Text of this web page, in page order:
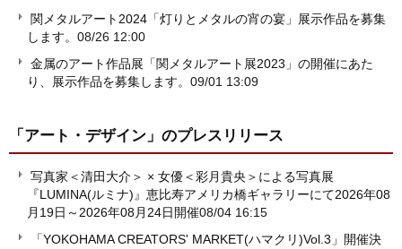
関メタルアート2024「灯りとメタルの宵の宴」展示作品を募集
します。 08/26 12:00
金属のアート作品展「関メタルアート展2023」の開催にあた
り、展示作品を募集します。 09/01 13:09
「アート・デザイン」 のプレスリリース
写真家＜清田大介＞ × 女優＜彩月貴央＞による写真展
『LUMINA(ルミナ)』恵比寿アメリカ橋ギャラリーにて2026年08
月19日～2026年08月24日開催08/04 16:15
「YOKOHAMA CREATORS' MARKET(ハマクリ)Vol.3」開催決